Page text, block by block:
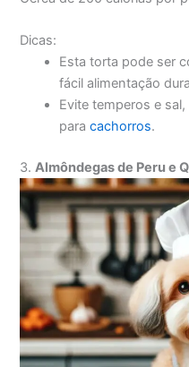
Dicas:
Esta torta pode ser
fácil alimentação
Evite temperos e
paracachorros.
3.Almôndegas de Peru e